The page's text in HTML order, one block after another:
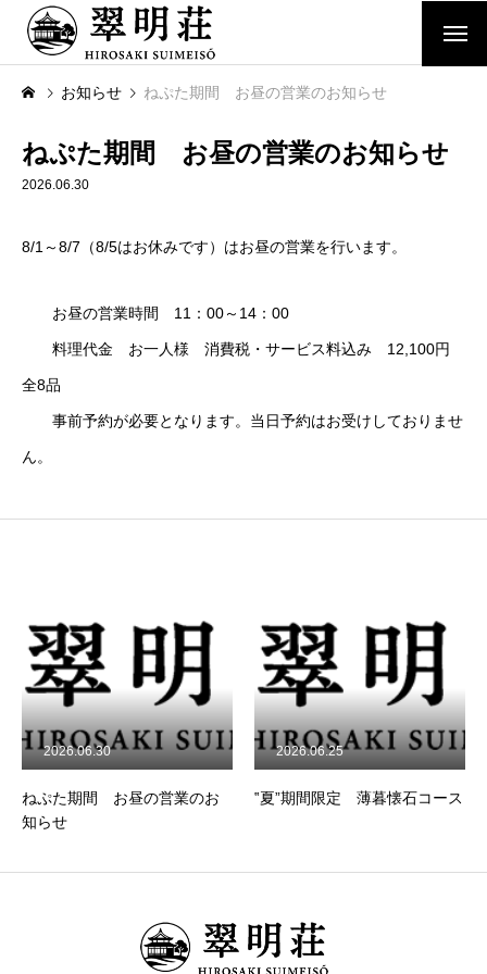
ホーム
翠明荘について
ご宿泊(翠明荘奥座敷)
6棟の国の登録有形文化財
日本館
奥座敷
土蔵
四阿
アクセス・お問い合わせ
プライバシーポリシー
ホーム 翠明荘について コース料理(懐石翠明荘) ご宿泊(翠明荘奥座
お知らせ ねぷた期間 お昼の営業のお知らせ
ねぷた期間 お昼の営業のお知らせ
2026.06.30
8/1～8/7（8/5はお休みです）はお昼の営業を行います。
お昼の営業時間 11：00～14：00
料理代金 お一人様 消費税・サービス料込み 12,100円
全8品
事前予約が必要となります。当日予約はお受けしておりませ
ん。
ねぷた期間 お昼の営業のお
知らせ
2026.06.30
‟夏”期間限定 薄暮懐石コース
2026.06.25